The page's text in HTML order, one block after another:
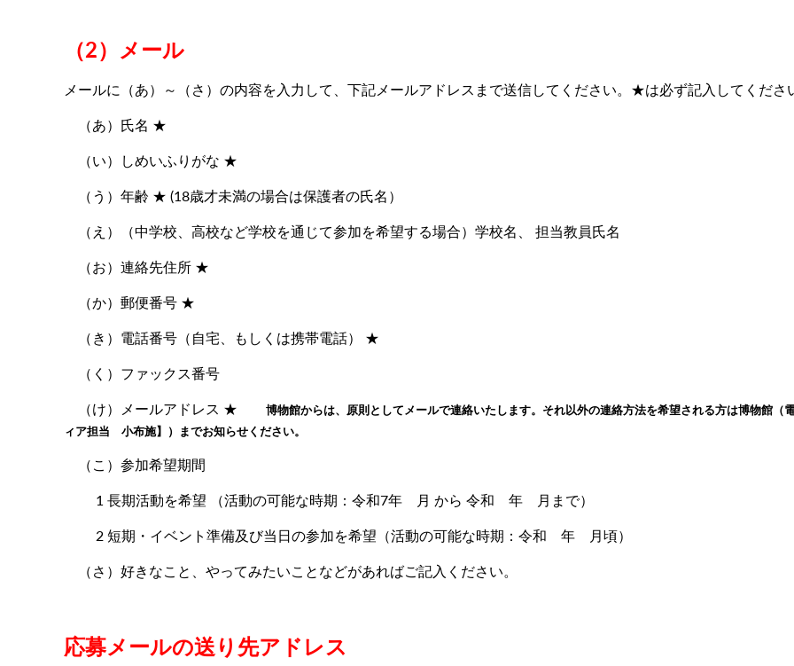
（2）メール
メールに（あ）～（さ）の内容を入力して、下記メールアドレスまで送信してください。★は必ず記入してくださ
（あ）氏名 ★
（い）しめいふりがな ★
（う）年齢 ★ (18歳才未満の場合は保護者の氏名）
（え）（中学校、高校など学校を通じて参加を希望する場合）学校名、 担当教員氏名
（お）連絡先住所 ★
（か）郵便番号 ★
（き）電話番号（自宅、もしくは携帯電話） ★
（く）ファックス番号
（け）メールアドレス ★
博物館からは、原則としてメールで連絡いたします。それ以外の連絡方法を希望される方は博物館
ィア担当 小布施】）までお知らせください。
（こ）参加希望期間
1 長期活動を希望 （活動の可能な時期：令和7年 月 から 令和 年 月まで）
2 短期・イベント準備及び当日の参加を希望（活動の可能な時期：令和 年 月頃）
（さ）好きなこと、やってみたいことなどがあればご記入ください。
応募メールの送り先アドレス